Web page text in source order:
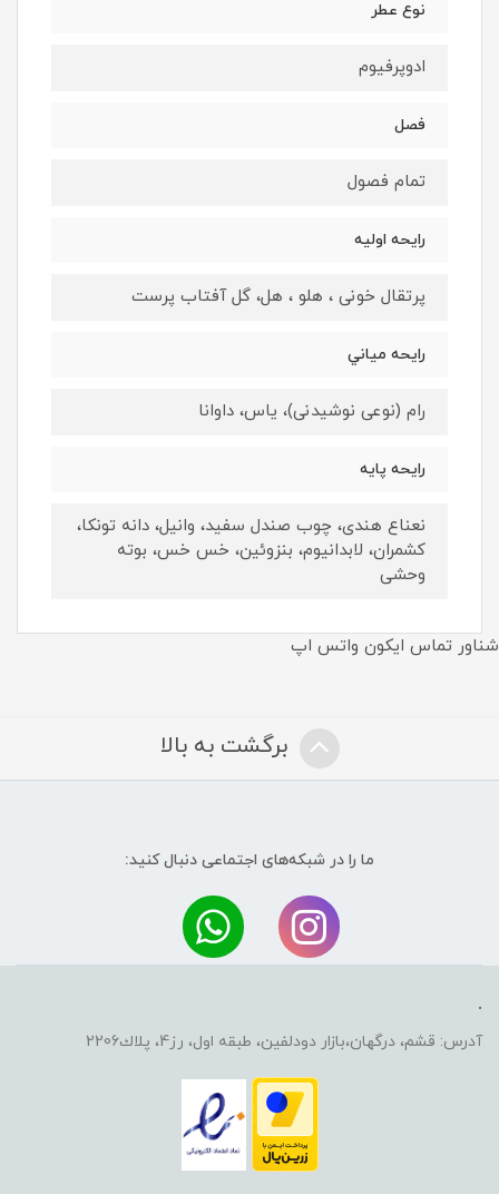
نوع عطر
ادوپرفيوم
فصل
تمام فصول
رايحه اوليه
پرتقال خونی ، هلو ، هل، گل آفتاب پرست
رايحه مياني
رام (نوعی نوشیدنی)، یاس، داوانا
رايحه پايه
نعناع هندی، چوب صندل سفید،‌ وانیل، دانه تونکا،
کشمران، لابدانیوم، بنزوئین، خس خس، بوته
وحشی
شناور تماس ایکون واتس اپ
برگشت به بالا
ما را در شبکه‌های اجتماعی دنبال کنید:
.
آدرس: قشم، درگهان،بازار دودلفين، طبقه اول، رز4، پلاك2206